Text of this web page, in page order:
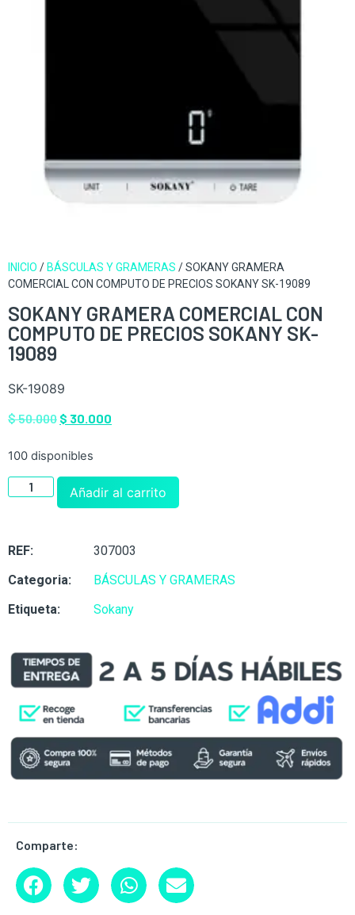
INICIO /BÁSCULAS Y GRAMERAS / SOKANY GRAMERA
COMERCIAL CON COMPUTO DE PRECIOS SOKANY SK-19089
SOKANY GRAMERA COMERCIAL CON
COMPUTO DE PRECIOS SOKANY SK-
19089
SK-19089
$50.000 $ 30.000
100 disponibles
Añadir al carrito
REF:
307003
Categoria:
BÁSCULAS Y GRAMERAS
Etiqueta:
Sokany
Comparte: